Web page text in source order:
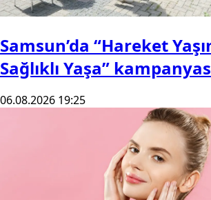
Samsun’da “Hareket
Sağlıklı Yaşa”
06.08.2026 19:25